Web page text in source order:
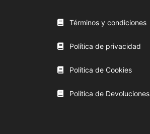
Términos y condiciones
Política de privacidad
Política de Cookies
Política de Devoluciones